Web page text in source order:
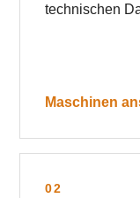
technischen
Maschinen
02